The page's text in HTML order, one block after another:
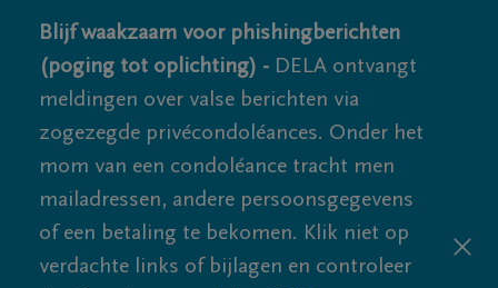
Blijf waakzaam voor phishingberichten
(poging tot oplichting) - DELA ontvangt
meldingen over valse berichten via
zogezegde privécondoléances. Onder het
mom van een condoléance tracht men
mailadressen, andere persoonsgegevens
of een betaling te bekomen. Klik niet op
verdachte links of bijlagen en controleer